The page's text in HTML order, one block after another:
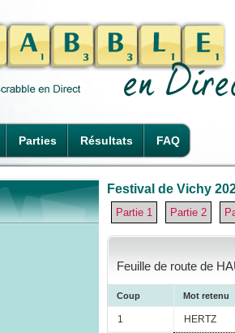
Parties Résultats FAQ
Festival de Vichy
Partie 1 Partie 2
Feuille de route de
Coup Mot retenu
1 HERTZ